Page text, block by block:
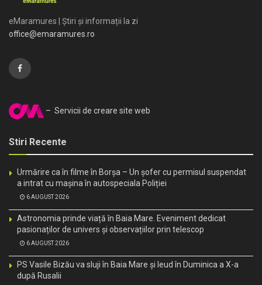
eMaramures | Știri și informații la zi
office@emaramures.ro
– Servicii de creare site web
Stiri Recente
Urmărire ca în filme în Borșa – Un șofer cu permisul suspendat
a intrat cu mașina în autospeciala Poliției
6 AUGUST 2026
Astronomia prinde viață în Baia Mare. Eveniment dedicat
pasionaților de univers și observațiilor prin telescop
6 AUGUST 2026
PS Vasile Bizău va sluji în Baia Mare și Ieud în Duminica a X-a
după Rusalii